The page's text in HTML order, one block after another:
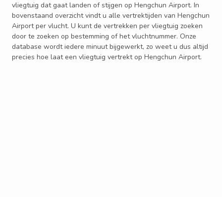
vliegtuig dat gaat landen of stijgen op Hengchun Airport. In
bovenstaand overzicht vindt u alle vertrektijden van Hengchun
Airport per vlucht. U kunt de vertrekken per vliegtuig zoeken
door te zoeken op bestemming of het vluchtnummer. Onze
database wordt iedere minuut bijgewerkt, zo weet u dus altijd
precies hoe laat een vliegtuig vertrekt op Hengchun Airport.